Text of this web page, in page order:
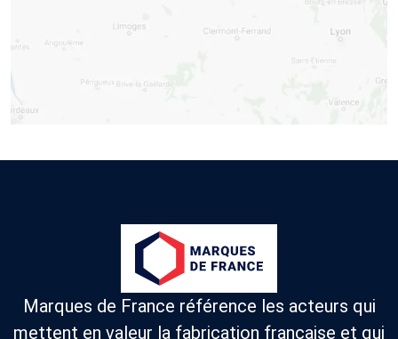
Marques de France référence les acteurs qui
mettent en valeur la fabrication française et qui